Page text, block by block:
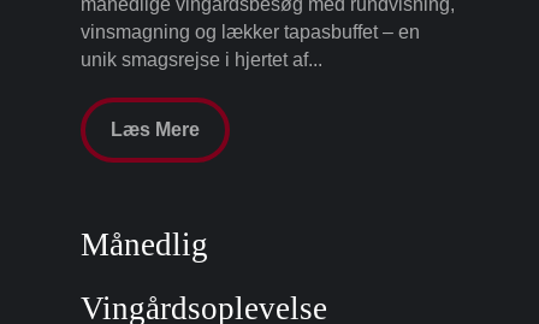
månedlige vingårdsbesøg med rundvisning,
vinsmagning og lækker tapasbuffet – en
unik smagsrejse i hjertet af...
Læs Mere
Månedlig
Vingårdsoplevelse